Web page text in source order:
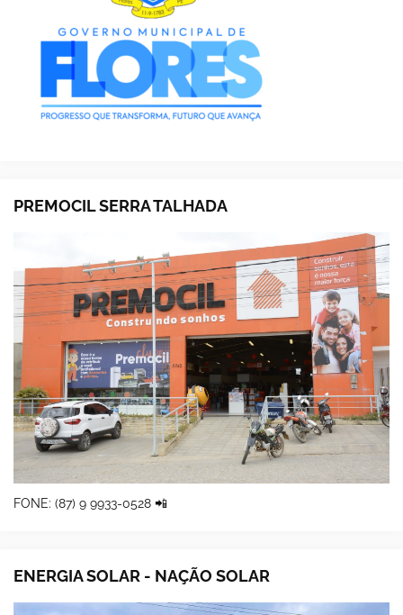
PREMOCIL SERRA TALHADA
FONE: (87) 9 9933-0528 📲
ENERGIA SOLAR - NAÇÃO SOLAR